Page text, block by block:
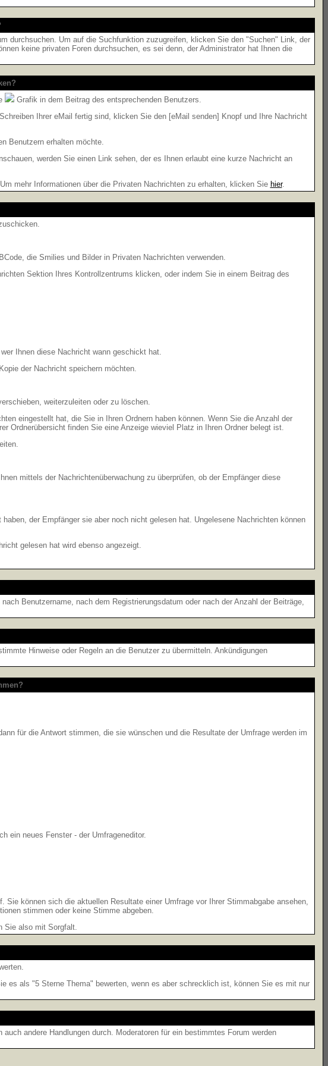
durchsuchen. Um auf die Suchfunktion zuzugreifen, klicken Sie den "Suchen" Link, der
keine privaten Foren durchsuchen, es sei denn, der Administrator hat Ihnen die
Grafik in dem Beitrag des entsprechenden Benutzers.
Ihrer eMail fertig sind, klicken Sie den [eMail senden] Knopf und Ihre Nachricht
Benutzern erhalten möchte.
werden Sie einen Link sehen, der es Ihnen erlaubt eine kurze Nachricht an
mehr Informationen über die Privaten Nachrichten zu erhalten, klicken Sie hier.
die Smilies und Bilder in Privaten Nachrichten verwenden.
Sektion Ihres Kontrollzentrums klicken, oder indem Sie in einem Beitrag des
Ihnen diese Nachricht wann geschickt hat.
der Nachricht speichern möchten.
weiterzuleiten oder zu löschen.
eingestellt hat, die Sie in Ihren Ordnern haben können. Wenn Sie die Anzahl der
Ordnerübersicht finden Sie eine Anzeige wieviel Platz in Ihren Ordner belegt ist.
mittels der Nachrichtenüberwachung zu überprüfen, ob der Empfänger diese
der Empfänger sie aber noch nicht gelesen hat. Ungelesene Nachrichten können
gelesen hat wird ebenso angezeigt.
Benutzername, nach dem Registrierungsdatum oder nach der Anzahl der Beiträge,
Hinweise oder Regeln an die Benutzer zu übermitteln. Ankündigungen
für die Antwort stimmen, die sie wünschen und die Resultate der Umfrage werden im
ein neues Fenster - der Umfrageneditor.
können sich die aktuellen Resultate einer Umfrage vor Ihrer Stimmabgabe ansehen,
stimmen oder keine Stimme abgeben.
Sie also mit Sorgfalt.
es als "5 Sterne Thema" bewerten, wenn es aber schrecklich ist, können Sie es mit nur
andere Handlungen durch. Moderatoren für ein bestimmtes Forum werden